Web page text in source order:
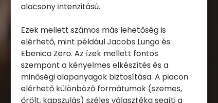
alacsony intenzitású.
Ezek mellett számos más lehetőség is
elérhető, mint például Jacobs Lungo és
Ebenica Zero. Az ízek mellett fontos
szempont a kényelmes elkészítés és a
minőségi alapanyagok biztosítása. A piacon
elérhető különböző formátumok (szemes,
őrölt, kapszulás) széles választéka segíti a